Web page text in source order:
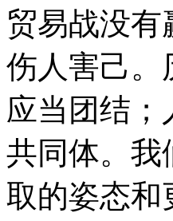
贸易战没
伤人害己。
应当团结
共同体。
取的姿态和